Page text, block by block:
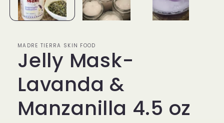
MADRE TIERRA SKIN FOOD
Jelly Mask-
Lavanda &
Manzanilla 4.5 oz